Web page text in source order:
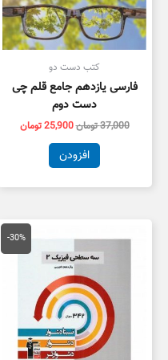
کتب دست دو
فارسی یازدهم جامع قلم چی
دست دوم
37,000تومان25,900تومان
افزودن
-30%
اصلی
16,000 تومان
بود.
قیمت
فعلی